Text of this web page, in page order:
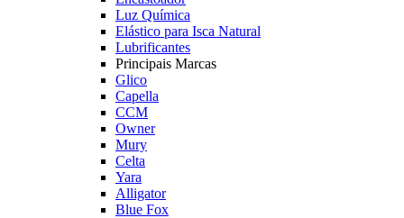
Luz Química
Elástico para Isca Natural
Lubrificantes
Principais Marcas
Glico
Capella
CCM
Owner
Mury
Celta
Yara
Alligator
Blue Fox